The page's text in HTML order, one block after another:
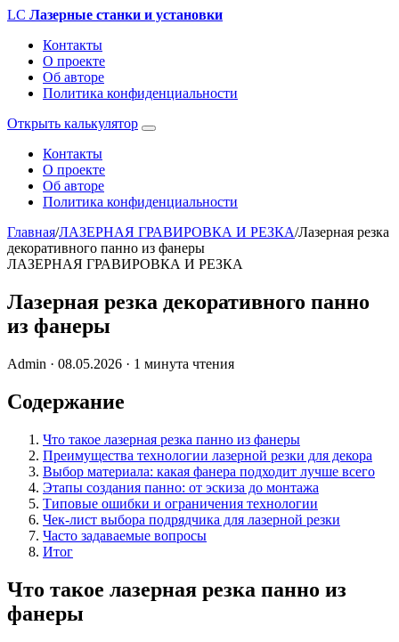
LC Лазерные станки и установки
Контакты
О проекте
Об авторе
Политика конфиденциальности
Открыть калькулятор
Контакты
О проекте
Об авторе
Политика конфиденциальности
Главная/ЛАЗЕРНАЯ ГРАВИРОВКА И РЕЗКА/Лазерная резка
декоративного панно из фанеры
ЛАЗЕРНАЯ ГРАВИРОВКА И РЕЗКА
Лазерная резка декоративного панно
из фанеры
Admin · 08.05.2026 · 1 минута чтения
Содержание
Что такое лазерная резка панно из фанеры
Преимущества технологии лазерной резки для декора
Выбор материала: какая фанера подходит лучше всего
Этапы создания панно: от эскиза до монтажа
Типовые ошибки и ограничения технологии
Чек-лист выбора подрядчика для лазерной резки
Часто задаваемые вопросы
Итог
Что такое лазерная резка панно из
фанеры